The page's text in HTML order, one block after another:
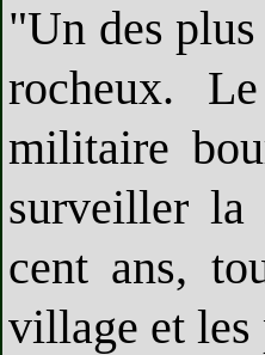
"Un des
rocheux.
militaire
surveiller la
cent ans,
village et